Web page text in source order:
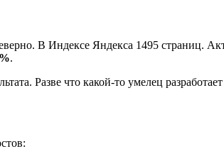
В Индексе Яндекса 1495 страниц.
.
Разве что какой-то умелец